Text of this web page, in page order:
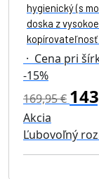
hygienický (s
doska z
kopírovateľnosť
· Cena pri
-15%
169,95 €
Akcia
Ľubovoľný